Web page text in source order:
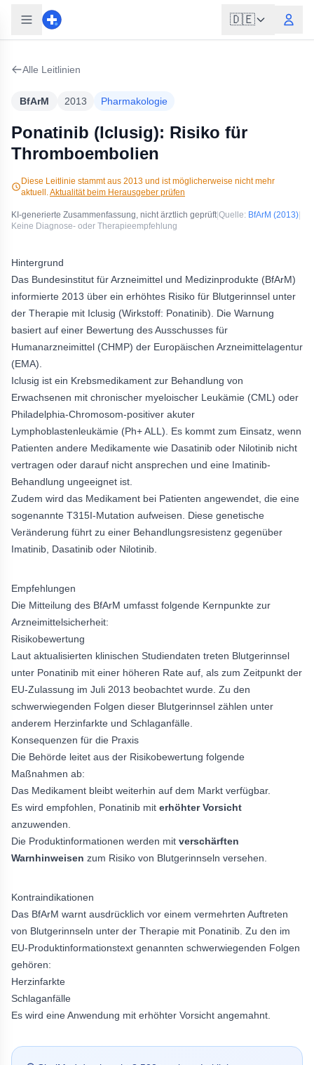
🇩🇪
Alle Leitlinien
BfArM 2013 Pharmakologie
Ponatinib (Iclusig): Risiko für
Thromboembolien
Diese Leitlinie stammt aus 2013 und ist möglicherweise nicht mehr
aktuell.Aktualität beim Herausgeber prüfen
KI-generierte Zusammenfassung, nicht ärztlich geprüft|Quelle: BfArM (2013)
Keine Diagnose- oder Therapieempfehlung
Hintergrund
Das Bundesinstitut für Arzneimittel und Medizinprodukte (BfArM)
informierte 2013 über ein erhöhtes Risiko für Blutgerinnsel unter
der Therapie mit Iclusig (Wirkstoff: Ponatinib). Die Warnung
basiert auf einer Bewertung des Ausschusses für
Humanarzneimittel (CHMP) der Europäischen Arzneimittelagentur
(EMA).
Iclusig ist ein Krebsmedikament zur Behandlung von
Erwachsenen mit chronischer myeloischer Leukämie (CML) oder
Philadelphia-Chromosom-positiver akuter
Lymphoblastenleukämie (Ph+ ALL). Es kommt zum Einsatz, wenn
Patienten andere Medikamente wie Dasatinib oder Nilotinib nicht
vertragen oder darauf nicht ansprechen und eine Imatinib-
Behandlung ungeeignet ist.
Zudem wird das Medikament bei Patienten angewendet, die eine
sogenannte T315I-Mutation aufweisen. Diese genetische
Veränderung führt zu einer Behandlungsresistenz gegenüber
Imatinib, Dasatinib oder Nilotinib.
Empfehlungen
Die Mitteilung des BfArM umfasst folgende Kernpunkte zur
Arzneimittelsicherheit:
Risikobewertung
Laut aktualisierten klinischen Studiendaten treten Blutgerinnsel
unter Ponatinib mit einer höheren Rate auf, als zum Zeitpunkt der
EU-Zulassung im Juli 2013 beobachtet wurde. Zu den
schwerwiegenden Folgen dieser Blutgerinnsel zählen unter
anderem Herzinfarkte und Schlaganfälle.
Konsequenzen für die Praxis
Die Behörde leitet aus der Risikobewertung folgende
Maßnahmen ab:
Das Medikament bleibt weiterhin auf dem Markt verfügbar.
Es wird empfohlen, Ponatinib mit erhöhter Vorsicht
anzuwenden.
Die Produktinformationen werden mit verschärften
Warnhinweisen zum Risiko von Blutgerinnseln versehen.
Kontraindikationen
Das BfArM warnt ausdrücklich vor einem vermehrten Auftreten
von Blutgerinnseln unter der Therapie mit Ponatinib. Zu den im
EU-Produktinformationstext genannten schwerwiegenden Folgen
gehören:
Herzinfarkte
Schlaganfälle
Es wird eine Anwendung mit erhöhter Vorsicht angemahnt.